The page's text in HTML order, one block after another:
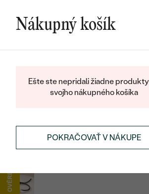
LETNÝ BLACK
BLOGŠPERKY NA MIERU
ŠPERKYKOLEKCIE ŠPERKOVŠPERKY
Nákupný košík
Ešte ste nepridali žiadne
svojho nákupného košíka
POKRAČOVAŤ V NÁKUPE